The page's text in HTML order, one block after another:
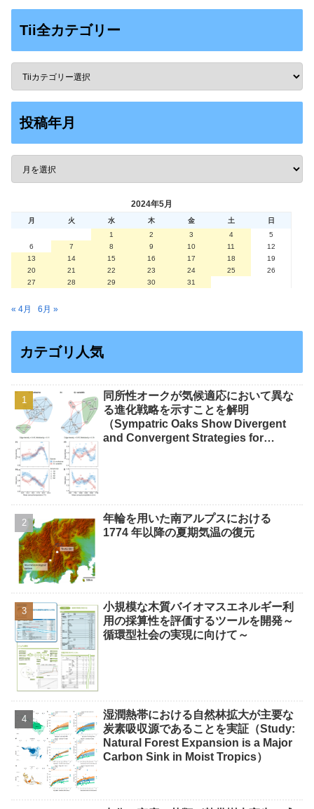
Tii全カテゴリー
投稿年月
2024年5月
月 火 水 木 金 土
日
1
2 3 4
5
6
7 8 9 10 11
12
13
14 15 16 17 18
19
20
21 22 23 24 25
26
27
28 29 30 31
« 4月 6月 »
カテゴリ人気
同所性オークが気候適応において異な
る進化戦略を示すことを解明
（Sympatric Oaks Show Divergent
and Convergent Strategies for
年輪を用いた南アルプスにおける
1774 年以降の夏期気温の復元
小規模な木質バイオマスエネルギー利
用の採算性を評価するツールを開発～
循環型社会の実現に向けて～
湿潤熱帯における自然林拡大が主要な
炭素吸収源であることを実証（Study:
Natural Forest Expansion is a Major
Carbon Sink in Moist Tropics）